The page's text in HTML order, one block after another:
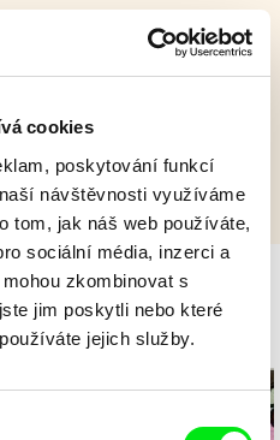
cookies
poskytování funkcí
návštěvnosti využíváme
tom, jak náš web používáte,
sociální média, inzerci a
zkombinovat s
jim poskytli nebo které
jejich služby.
:(